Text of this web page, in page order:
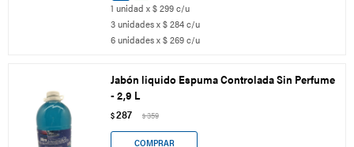
1 unidad x $ 299 c/u
3 unidades x $ 284 c/u
6 unidades x $ 269 c/u
Jabón liquido Espuma Controlada Sin Perfume
- 2,9 L
$287 $359